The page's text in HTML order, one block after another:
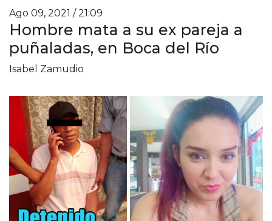
Ago 09, 2021 / 21:09
Hombre mata a su ex pareja a
puñaladas, en Boca del Río
Isabel Zamudio